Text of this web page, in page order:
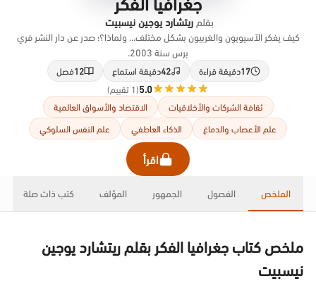
بقلم ريتشارد يوجين نيسبيت
كيف يفكر الآسيويون والغربيون بشكل مختلف... ولماذا؟؛ صدر عن دار النشر فري
برس سنة 2003.
17دقيقة قراءة 42دقيقة استماع 12فصل
5.0(1 تقييم)
ثقافة الشركات والأخلاقيات
الاقتصاد والأسواق العالمية
علم الأعصاب والدماغ
الذكاء العاطفي علم النفس السلوكي
اقرأ
الملخص الفصول الجمهور المؤلف كتب ذات صلة
ملخص كتاب جغرافيا الفكر بقلم ريتشارد يوجين
نيسبيت